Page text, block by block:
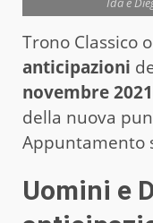
Trono Classico
anticipazioni
novembre 2021
della nuova
Appuntamento
Uomini e